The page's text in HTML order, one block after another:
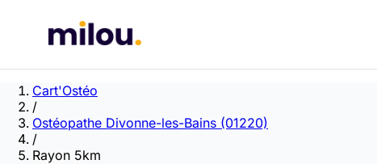
Cart'Ostéo
/
Ostéopathe Divonne-les-Bains (01220)
/
Rayon 5km